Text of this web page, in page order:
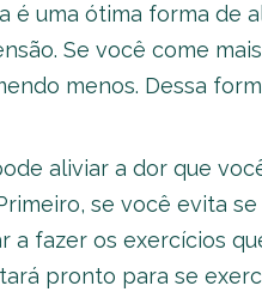
é uma ótima forma de
Se você come
menos. Dessa
aliviar a dor que
se você evita
a fazer os exercícios
pronto para se